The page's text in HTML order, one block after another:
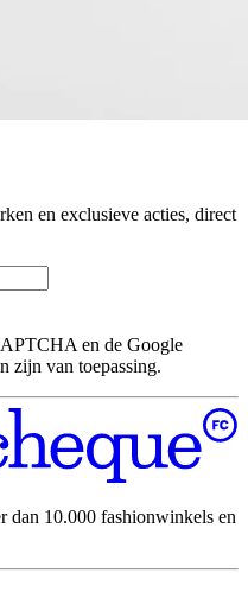
en exclusieve acties, direct
en de Google
zijn van toepassing.
dan 10.000 fashionwinkels en